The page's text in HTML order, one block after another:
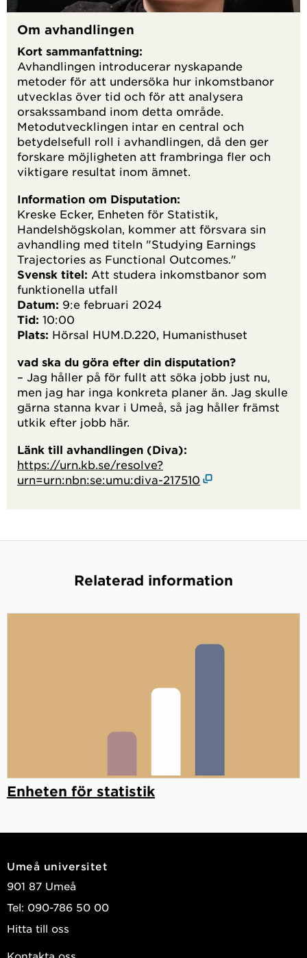
Om avhandlingen
Kort sammanfattning:
Avhandlingen introducerar nyskapande
metoder för att undersöka hur inkomstbanor
utvecklas över tid och för att analysera
orsakssamband inom detta område.
Metodutvecklingen intar en central och
betydelsefull roll i avhandlingen, då den ger
forskare möjligheten att frambringa fler och
viktigare resultat inom ämnet.
Information om Disputation:
Kreske Ecker, Enheten för Statistik,
Handelshögskolan, kommer att försvara sin
avhandling med titeln "Studying Earnings
Trajectories as Functional Outcomes."
Svensk titel: Att studera inkomstbanor som
funktionella utfall
Datum: 9:e februari 2024
Tid: 10:00
Plats: Hörsal HUM.D.220, Humanisthuset
vad ska du göra efter din disputation?
– Jag håller på för fullt att söka jobb just nu,
men jag har inga konkreta planer än. Jag skulle
gärna stanna kvar i Umeå, så jag håller främst
utkik efter jobb här.
Länk till avhandlingen (Diva):
https://urn.kb.se/resolve?
urn=urn:nbn:se:umu:diva-217510
Relaterad information
Enheten för statistik
Umeå universitet
901 87 Umeå
Tel: 090-786 50 00
Hitta till oss
Kontakta oss